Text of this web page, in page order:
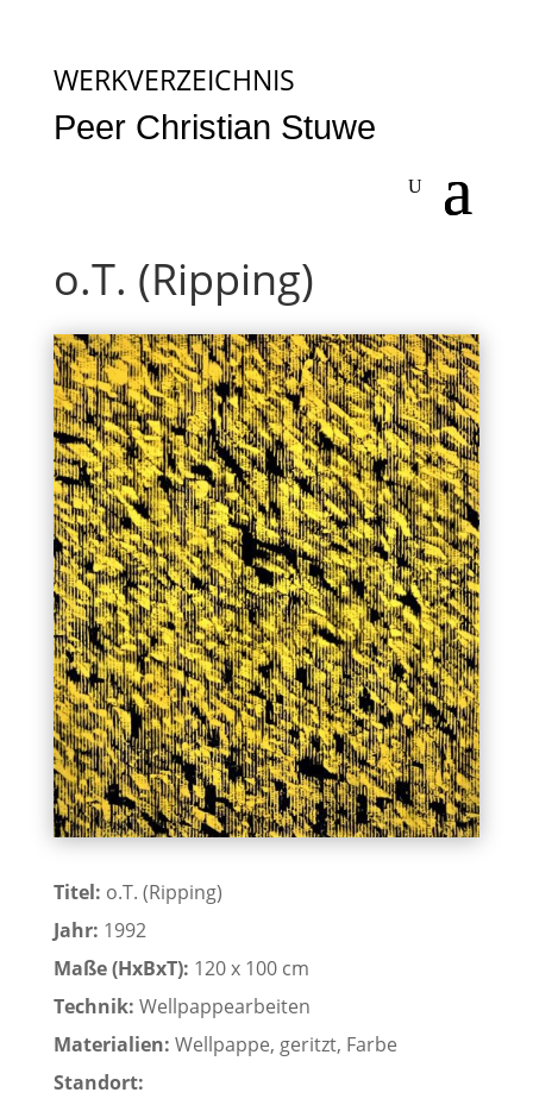
WERKVERZEICHNIS
Peer Christian Stuwe
o.T. (Ripping)
Titel: o.T. (Ripping)
Jahr: 1992
Maße (HxBxT): 120 x 100 cm
Technik: Wellpappearbeiten
Materialien: Wellpappe, geritzt, Farbe
Standort: